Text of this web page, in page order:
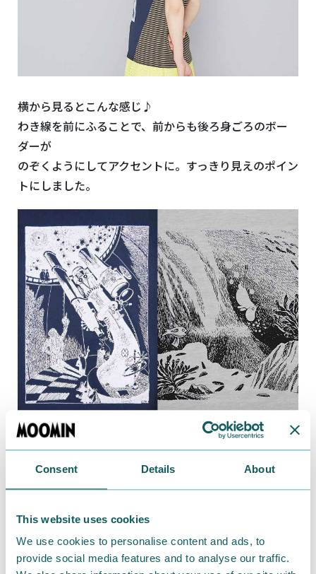
Consent Details About
This website uses cookies
We use cookies to personalise content and ads, to
provide social media features and to analyse our traffic.
横から見るとこんな感じ♪
わき線を前にふることで、前からも後ろ身ごろのボー
ダーが
のぞくようにしてアクセントに。すっきり見えのポイン
トにしました。
小説版『ムーミン谷の彗星』の挿絵をプリントしてい
ます。
巨大な望遠鏡で星空を眺める〈天体観測〉と、ムーミ
コミックスとはまた違う繊細なタッチがいいね。
★ネイビーがシックな〈天体観測〉購入ページはこち